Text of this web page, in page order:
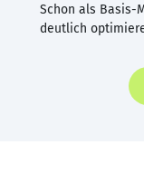
Schon als Basis-
deutlich